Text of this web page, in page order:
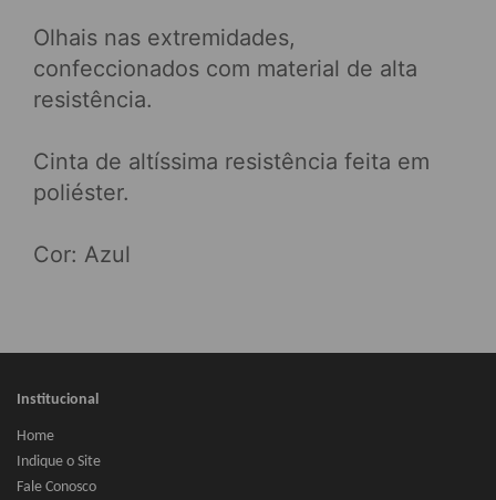
Olhais nas extremidades,
confeccionados com material de alta
resistência.
Cinta de altíssima resistência feita em
poliéster.
Cor: Azul
Institucional
Home
Indique o Site
Fale Conosco